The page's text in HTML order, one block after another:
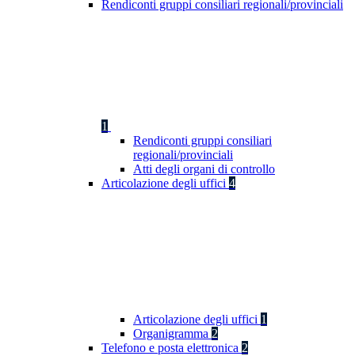
Rendiconti gruppi consiliari regionali/provinciali
1
Rendiconti gruppi consiliari
regionali/provinciali
Atti degli organi di controllo
Articolazione degli uffici 4
Articolazione degli uffici 1
Organigramma 2
Telefono e posta elettronica 2